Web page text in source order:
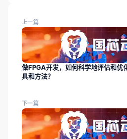
上一篇
做FPGA开发，如何科学地评估和优
具和方法？
下一篇